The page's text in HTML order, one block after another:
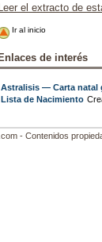
Leer el extracto de
Ir al inicio
Enlaces de interés
Astralisis — Carta natal
Lista de Nacimiento
- Contenidos